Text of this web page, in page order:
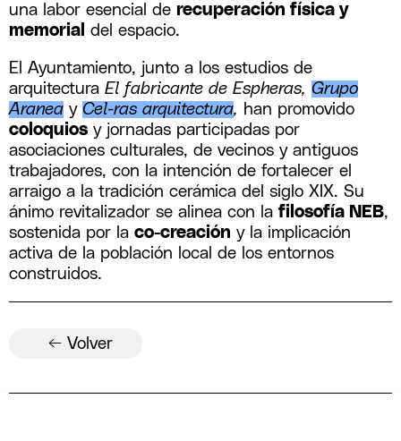
una labor esencial de recuperación física y
memorial del espacio.
El Ayuntamiento, junto a los estudios de
arquitectura El fabricante de Espheras, Grupo
Araneay Cel-ras arquitectura, han promovido
coloquiosy jornadas participadas por
asociaciones culturales, de vecinos y antiguos
trabajadores, con la intención de fortalecer el
arraigo a la tradición cerámica del siglo XIX. Su
ánimo revitalizador se alinea con la filosofía NEB,
sostenida por la co-creación y la implicación
activa de la población local de los entornos
construidos.
← Volver